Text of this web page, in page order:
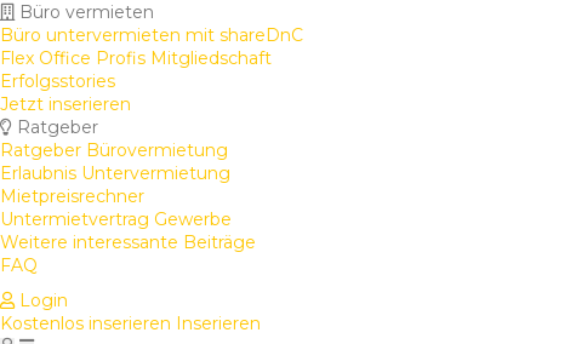
Büro vermieten
Büro untervermieten mit shareDnC
Flex Office Profis Mitgliedschaft
Erfolgsstories
Jetzt inserieren
Ratgeber
Ratgeber Bürovermietung
Erlaubnis Untervermietung
Mietpreisrechner
Untermietvertrag Gewerbe
Weitere interessante Beiträge
FAQ
Login
Kostenlos inserieren Inserieren